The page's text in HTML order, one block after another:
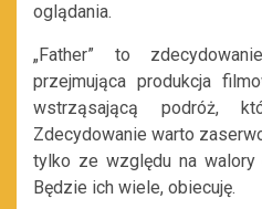
oglądania.
„Father” to
przejmująca produkcja
wstrząsającą podróż,
Zdecydowanie warto
tylko ze względu na walory
Będzie ich wiele, obiecuję.